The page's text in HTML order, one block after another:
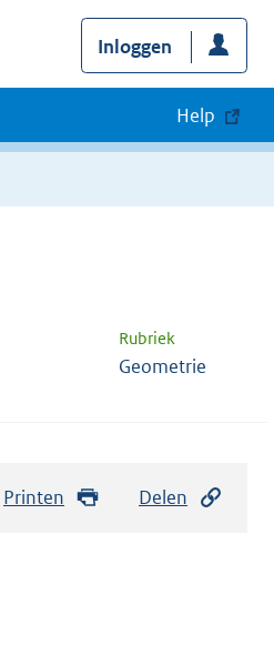
Inloggen
Help
Rubriek
Geometrie
Printen Delen